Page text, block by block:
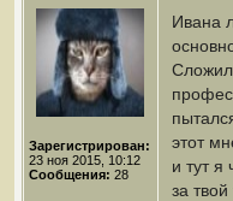
Зарегистрирован:
23 ноя 2015, 10:12
Сообщения: 28
Ивана
этот
и тут я
за